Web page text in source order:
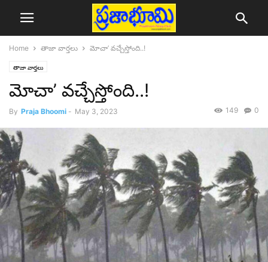
Home తాజా వార్తలు మోచా’ వచ్చేస్తోంది..!
తాజా వార్తలు
మోచా’ వచ్చేస్తోంది..!
By Praja Bhoomi - May 3, 2023 0
149